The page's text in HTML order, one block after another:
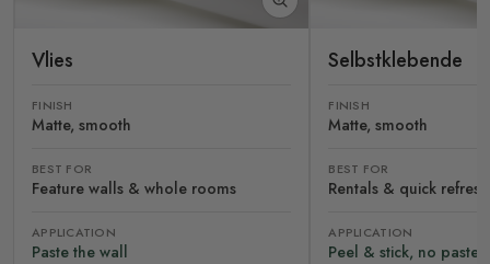
Vlies
FINISH
Matte, smooth
BEST FOR
Feature walls & whole rooms
APPLICATION
Paste the wall
Selbstklebende
FINISH
Matte, smooth
BEST FOR
Rentals & quick
APPLICATION
Peel & stick, no paste